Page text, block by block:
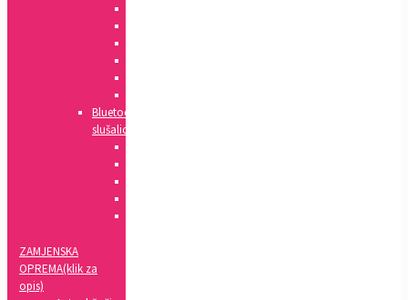
Bluetooth
slušalice
ZAMJENSKA
OPREMA(klik za
opis)